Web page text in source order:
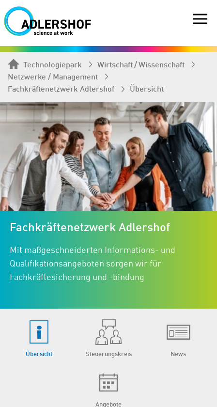
Technologiepark
Wirtschaft / Wissenschaft
Netzwerke / Management
Fachkräftenetzwerk Adlershof
Übersicht
Fachkräftenetzwerk Adlershof
Mit maßgeschneiderten Informations- und
Qualifikationsangeboten sorgen wir für
Fachkräftesicherung und -bindung
Übersicht Steuerungskreis News
Angebote